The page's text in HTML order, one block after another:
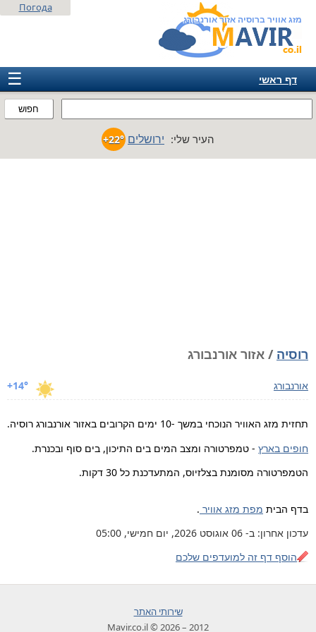
מזג אוויר ברוסיה אזור אורנבורג
חפוש
Погода
☰
דף ראשי
אמריקה
העיר שלי: ירושלים +22°
רוסיה / אזור אורנבורג
+14° אורנבורג
תחזית מזג האוויר הנוכחי במשך -10 ימים הקרובים באזור אורנבורג רוסיה.
חופים בארץ - טמפרטורה ומצב המים בים התיכון, בים סוף ובכנרת.
הטמפרטורה מסומנת בצלזיוס, המתעדכנת כל 30 דקות.
בדף הבית מפת מזג אוויר .
עדכון אחרון: ב- 06 אוגוסט 2026, יום חמישי, 05:00
הוסף דף זה למועדפים שלכם
שירותי האתר
2012 – 2026 © Mavir.co.il